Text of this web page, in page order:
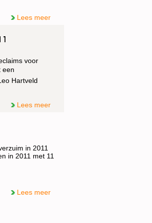
Lees meer
voor
een
Hartveld
Lees meer
in 2011
in 2011 met 11
Lees meer